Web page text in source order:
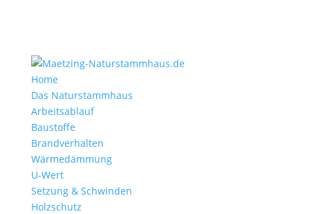
Home
Das Naturstammhaus
Arbeitsablauf
Baustoffe
Brandverhalten
Wärmedämmung
U-Wert
Setzung & Schwinden
Holzschutz